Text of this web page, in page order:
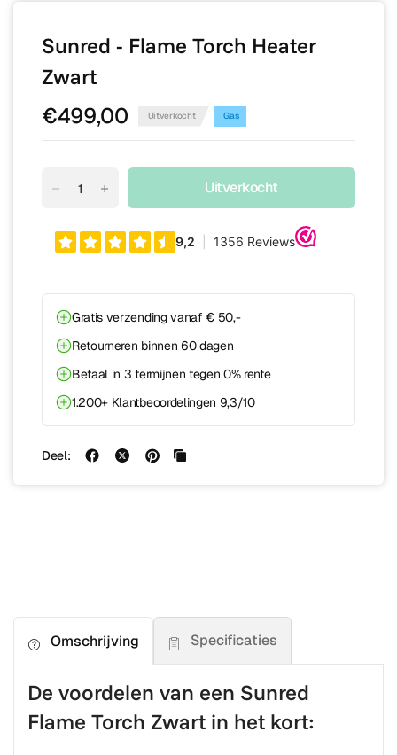
Sunred - Flame Torch Heater
Zwart
€499,00 Uitverkocht Gas
Uitverkocht
Gratis verzending vanaf € 50,-
Retourneren binnen 60 dagen
Betaal in 3 termijnen tegen 0% rente
1.200+ Klantbeoordelingen 9,3/10
Deel:
Omschrijving Specificaties
De voordelen van een Sunred
Flame Torch Zwart in het kort: